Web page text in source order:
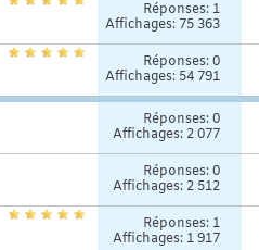
Réponses: 1
Affichages: 75 363
Réponses:0
Affichages: 54 791
Réponses:0
Affichages: 2 077
Réponses:0
Affichages: 2 512
Réponses: 1
Affichages: 1 917